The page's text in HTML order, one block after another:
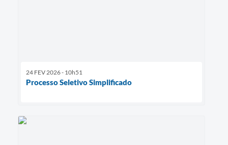
24 FEV 2026 - 10h51
Processo Seletivo Simplificado